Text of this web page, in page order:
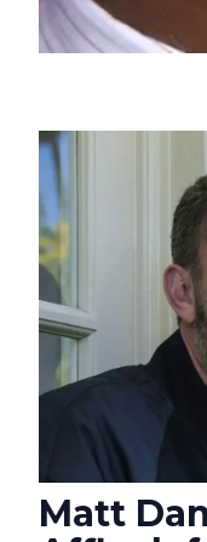
Matt